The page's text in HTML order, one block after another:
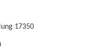
17350